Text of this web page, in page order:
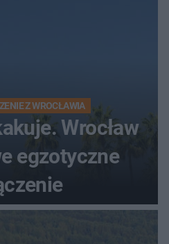
Z WROCŁAWIA
Wrocław
egzotyczne